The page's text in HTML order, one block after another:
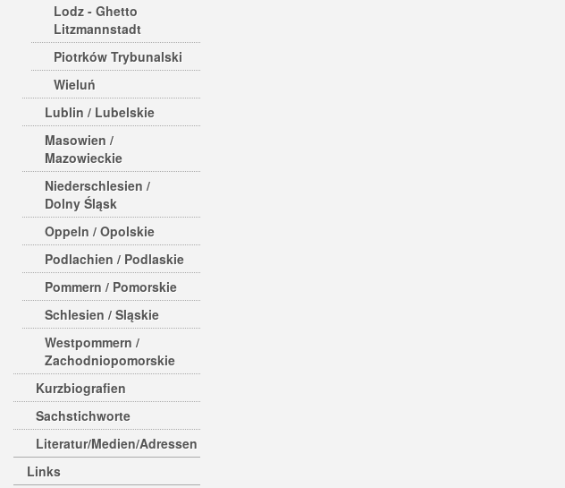
Lodz - Ghetto
Litzmannstadt
Piotrków Trybunalski
Wieluń
Lublin / Lubelskie
Masowien /
Mazowieckie
Niederschlesien /
Dolny Śląsk
Oppeln / Opolskie
Podlachien / Podlaskie
Pommern / Pomorskie
Schlesien / Sląskie
Westpommern /
Zachodniopomorskie
Kurzbiografien
Sachstichworte
Literatur/Medien/Adressen
Links